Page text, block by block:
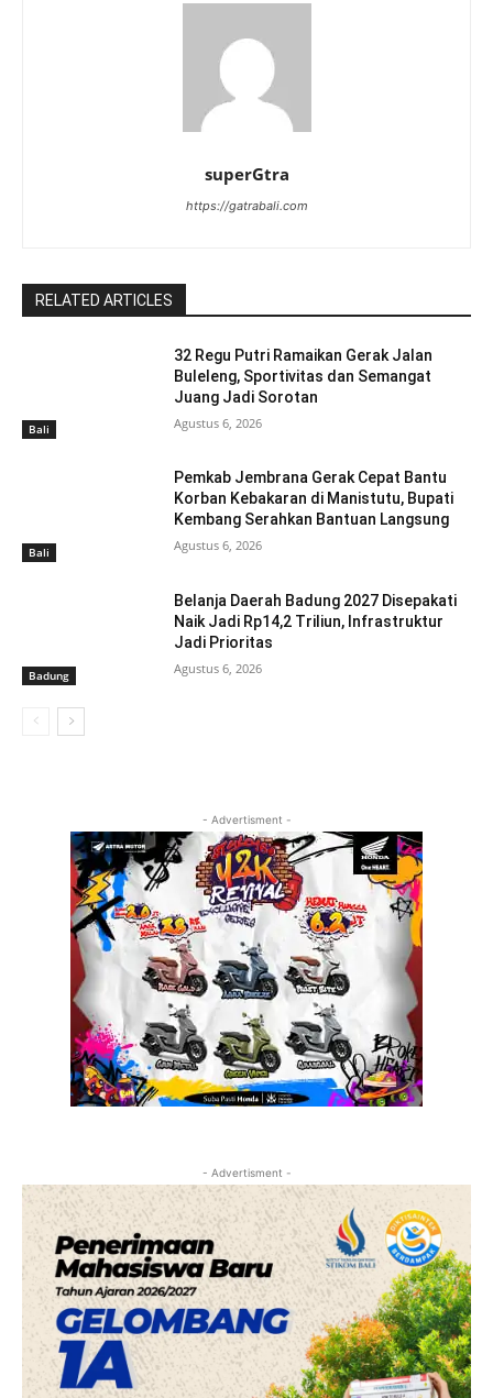
superGtra
https://gatrabali.com
RELATED ARTICLES
Bali
32 Regu Putri Ramaikan Gerak Jalan
Buleleng, Sportivitas dan Semangat
Juang Jadi Sorotan
Agustus 6, 2026
Bali
Pemkab Jembrana Gerak Cepat Bantu
Korban Kebakaran di Manistutu, Bupati
Kembang Serahkan Bantuan Langsung
Agustus 6, 2026
Badung
Belanja Daerah Badung 2027 Disepakati
Naik Jadi Rp14,2 Triliun, Infrastruktur
Jadi Prioritas
Agustus 6, 2026
- Advertisment -
- Advertisment -